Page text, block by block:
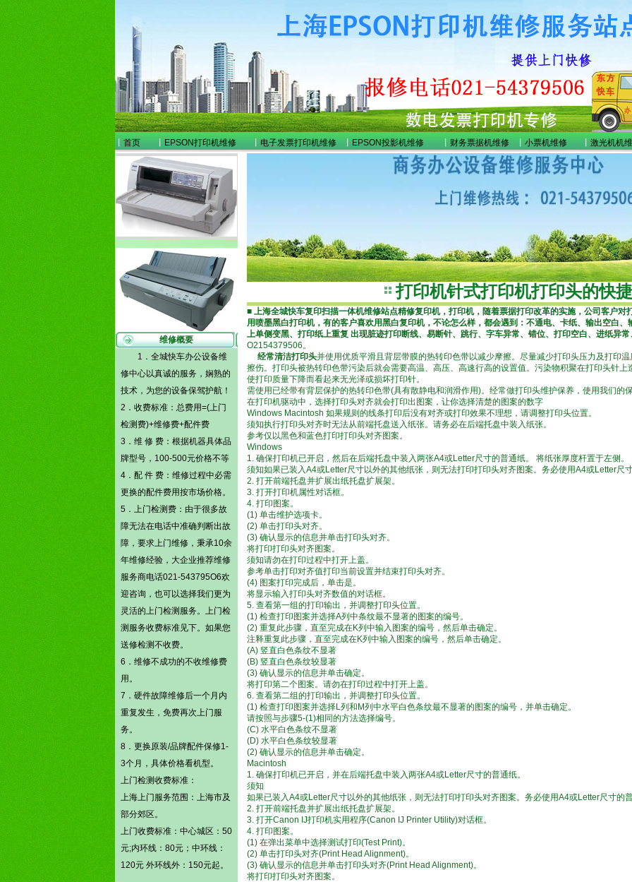
首页 EPSON打印机维修 电子发票打印机维修 EPSON投影机维修 财务票据机维修 小票机维修 激光机机
维修概要
1．全城快车办公设备维
修中心以真诚的服务，娴熟的
技术，为您的设备保驾护航！
2．收费标准：总费用=(上门
检测费)+维修费+配件费
3．维 修 费：根据机器具体品
牌型号，100-500元价格不等
4．配 件 费：维修过程中必需
更换的配件费用按市场价格。
5． 上门检测费 ：由于很多故
障无法在电话中准确判断出故
障，要求上门维修，秉承10余
年维修经验，大企业推荐维修
服务商电话021-543795O6欢
迎咨询，也可以选择我们更为
灵活的上门检测 服务。 上门检
测 服务收费标准见下。如果您
送修检测不收费。
6．维修不成功的不收维修费
用。
7．硬件故障维修后一个月内
重复发生，免费再次上门服
务。
8．更换原装/品牌配件保修1-
3个月，具体价格看机型。
上门检测收费标准：
上海上门服务范围：上海市及
部分郊区。
上门收费标准：中心城区：50
元;内环线：80元；中环线：
120元 外环线外：150元起。
打印机针式打印机打印头的快
■ 上海全城快车复印扫描一体机维修站点精修复印机，打印机，随着票据打印改革的实施，公司客户
用喷墨黑白打印机，有的客户喜欢用黑白复印机，不论怎么样，都会遇到：不通电、卡纸、输出空白
上单侧变黑、打印纸上重复 出现脏迹打印断线、易断针、跳行、字车异常、错位、打印空白、进纸异
O2154379506。
经常清洁打印头并使用优质平滑且背层带膜的热转印色带以减少摩擦。尽量减少打印头压力及打印
擦伤。打印头被热转印色带污染后就会需要高温、高压、高速行高的设置值。污染物积聚在打印头针
使打印质量下降而看起来无光泽或损坏打印针。
需使用已经带有背层保护的热转印色带(具有散静电和润滑作用)。经常做打印头维护保养，使用我们的
在打印机驱动中，选择打印头对齐就会打印出图案，让你选择清楚的图案的数字
Windows Macintosh 如果规则的线条打印后没有对齐或打印效果不理想，请调整打印头位置。
须知执行打印头对齐时无法从前端托盘送入纸张。请务必在后端托盘中装入纸张。
参考仅以黑色和蓝色打印打印头对齐图案。
Windows
1. 确保打印机已开启，然后在后端托盘中装入两张A4或Letter尺寸的普通纸。 将纸张厚度杆置于左侧。
须知如果已装入A4或Letter尺寸以外的其他纸张，则无法打印打印头对齐图案。务必使用A4或Letter尺
2. 打开前端托盘并扩展出纸托盘扩展架。
3. 打开打印机属性对话框。
4. 打印图案。
(1) 单击维护选项卡。
(2) 单击打印头对齐。
(3) 确认显示的信息并单击打印头对齐。
将打印打印头对齐图案。
须知请勿在打印过程中打开上盖。
参考单击打印对齐值打印当前设置并结束打印头对齐。
(4) 图案打印完成后，单击是。
将显示输入打印头对齐数值的对话框。
5. 查看第一组的打印输出，并调整打印头位置。
(1) 检查打印图案并选择A列中条纹最不显著的图案的编号。
(2) 重复此步骤，直至完成在K列中输入图案的编号，然后单击确定。
注释重复此步骤，直至完成在K列中输入图案的编号，然后单击确定。
(A) 竖直白色条纹不显著
(B) 竖直白色条纹较显著
(3) 确认显示的信息并单击确定。
将打印第二个图案。请勿在打印过程中打开上盖。
6. 查看第二组的打印输出，并调整打印头位置。
(1) 检查打印图案并选择L列和M列中水平白色条纹最不显著的图案的编号，并单击确定。
请按照与步骤5-(1)相同的方法选择编号。
(C) 水平白色条纹不显著
(D) 水平白色条纹较显著
(2) 确认显示的信息并单击确定。
Macintosh
1. 确保打印机已开启，并在后端托盘中装入两张A4或Letter尺寸的普通纸。
须知
如果已装入A4或Letter尺寸以外的其他纸张，则无法打印打印头对齐图案。务必使用A4或Letter尺寸的
2. 打开前端托盘并扩展出纸托盘扩展架。
3. 打开Canon IJ打印机实用程序(Canon IJ Printer Utility)对话框。
4. 打印图案。
(1) 在弹出菜单中选择测试打印(Test Print)。
(2) 单击打印头对齐(Print Head Alignment)。
(3) 确认显示的信息并单击打印头对齐(Print Head Alignment)。
将打印打印头对齐图案。